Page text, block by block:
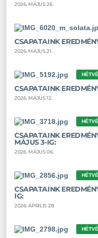
2026. MÁJUS 26.
CSAPATAINK
2026. MÁJUS 21.
CSAPATAINK
2026. MÁJUS 12.
CSAPATAINK
MÁJUS 3-IG:
2026. MÁJUS 06.
CSAPATAINK
IG:
2026. ÁPRILIS 28.